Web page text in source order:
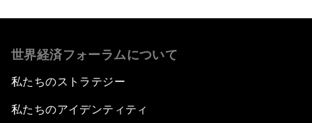
世界経済フォーラムについて
私たちのストラテジー
私たちのアイデンティティ